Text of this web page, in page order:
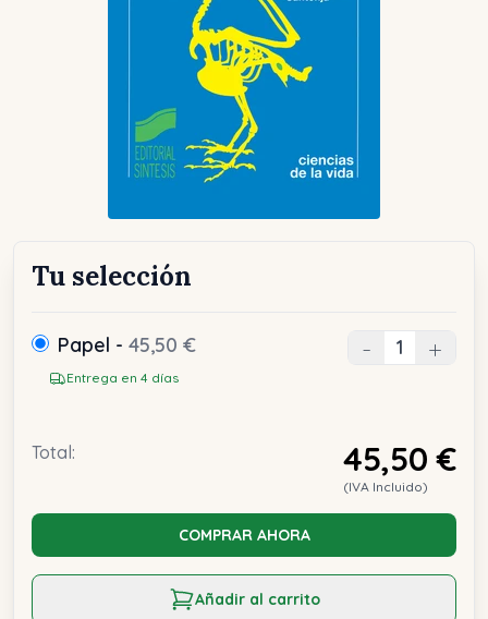
Tu selección
Papel - 45,50 €
Entrega en 4 días
- +
Total: 45,50 €
(IVA Incluido)
COMPRAR AHORA
Añadir al carrito